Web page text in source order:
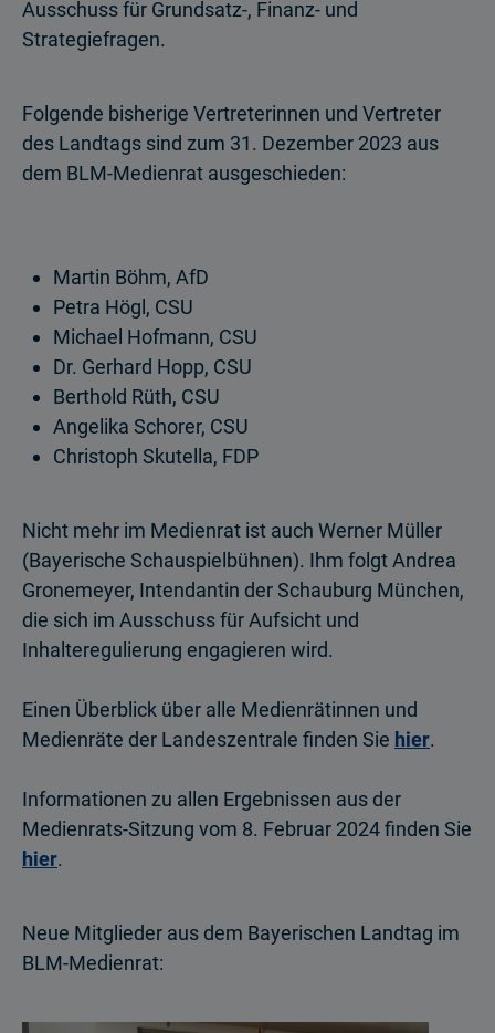
Ausschuss für Grundsatz-, Finanz- und
Strategiefragen.
Folgende bisherige Vertreterinnen und Vertreter
des Landtags sind zum 31. Dezember 2023 aus
dem BLM-Medienrat ausgeschieden:
Martin Böhm, AfD
Petra Högl, CSU
Michael Hofmann, CSU
Dr. Gerhard Hopp, CSU
Berthold Rüth, CSU
Angelika Schorer, CSU
Christoph Skutella, FDP
Nicht mehr im Medienrat ist auch Werner Müller
(Bayerische Schauspielbühnen). Ihm folgt Andrea
Gronemeyer, Intendantin der Schauburg München,
die sich im Ausschuss für Aufsicht und
Inhalteregulierung engagieren wird.
Einen Überblick über alle Medienrätinnen und
Medienräte der Landeszentrale finden Sie hier.
Informationen zu allen Ergebnissen aus der
Medienrats-Sitzung vom 8. Februar 2024 finden Sie
hier.
Neue Mitglieder aus dem Bayerischen Landtag im
BLM-Medienrat: